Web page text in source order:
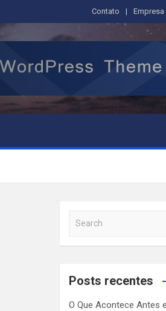
Contato Empresa
a
c
Posts recentes
O Que Acontece Antes